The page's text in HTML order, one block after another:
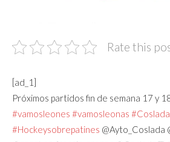
Rate this
[ad_1]
Próximos partidos fin de semana 17 y
#vamosleones #vamosleonas #Coslada
#Hockeysobrepatines @Ayto_Coslada